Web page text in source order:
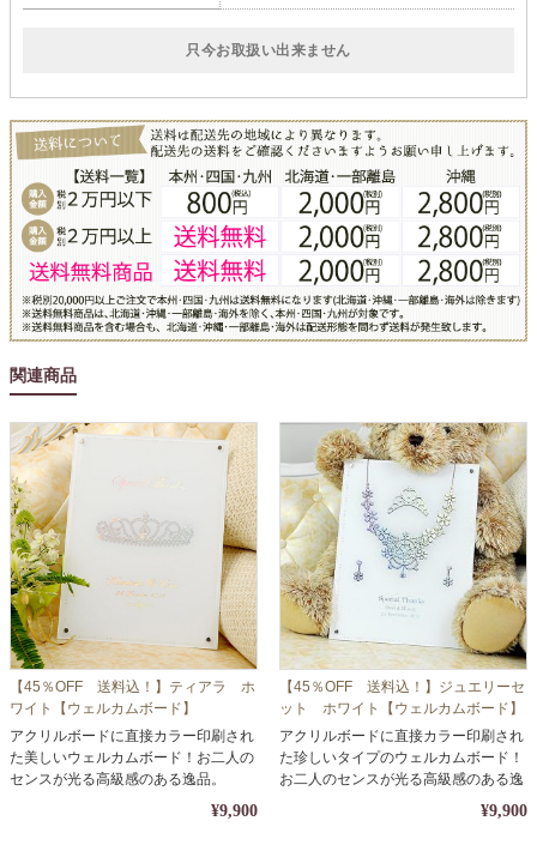
只今お取扱い出来ません
関連商品
【45％OFF 送料込！】ティアラ ホ
ワイト【ウェルカムボード】
アクリルボードに直接カラー印刷され
た美しいウェルカムボード！お二人の
センスが光る高級感のある逸品。
¥9,900
【45％OFF 送料込！】ジュエリーセ
ット ホワイト【ウェルカムボード】
アクリルボードに直接カラー印刷され
た珍しいタイプのウェルカムボード！
お二人のセンスが光る高級感のある逸
¥9,900